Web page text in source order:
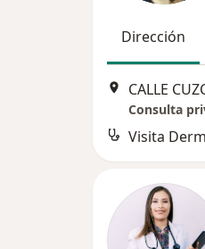
Dirección
CALLE
Consulta
Visita